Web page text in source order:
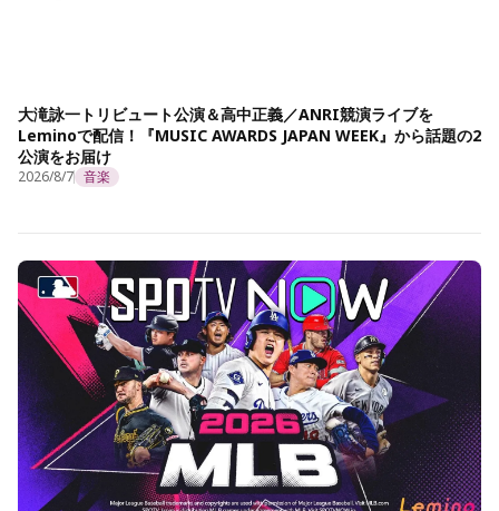
大滝詠一トリビュート公演＆高中正義／ANRI競演ライブを
Leminoで配信！『MUSIC AWARDS JAPAN WEEK』から話題の2
公演をお届け
2026/8/7 音楽